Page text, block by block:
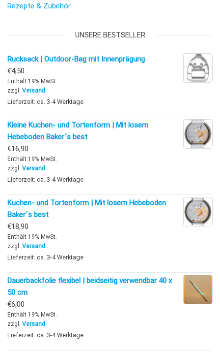
Rezepte & Zubehör
UNSERE BESTSELLER
Rucksack | Outdoor-Bag mit Innenprägung
€4,50
Enthält 19% MwSt.
zzgl. Versand
Lieferzeit: ca. 3-4 Werktage
Kleine Kuchen- und Tortenform | Mit losem
Hebeboden Baker´s best
€16,90
Enthält 19% MwSt.
zzgl. Versand
Lieferzeit: ca. 3-4 Werktage
Kuchen- und Tortenform | Mit losem Hebeboden
Baker´s best
€18,90
Enthält 19% MwSt.
zzgl. Versand
Lieferzeit: ca. 3-4 Werktage
Dauerbackfolie flexibel | beidseitig verwendbar 40 x
50 cm
€6,00
Enthält 19% MwSt.
zzgl. Versand
Lieferzeit: ca. 3-4 Werktage